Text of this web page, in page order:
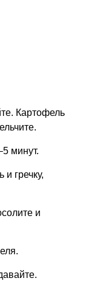
Картофель
минут.
гречку,
и